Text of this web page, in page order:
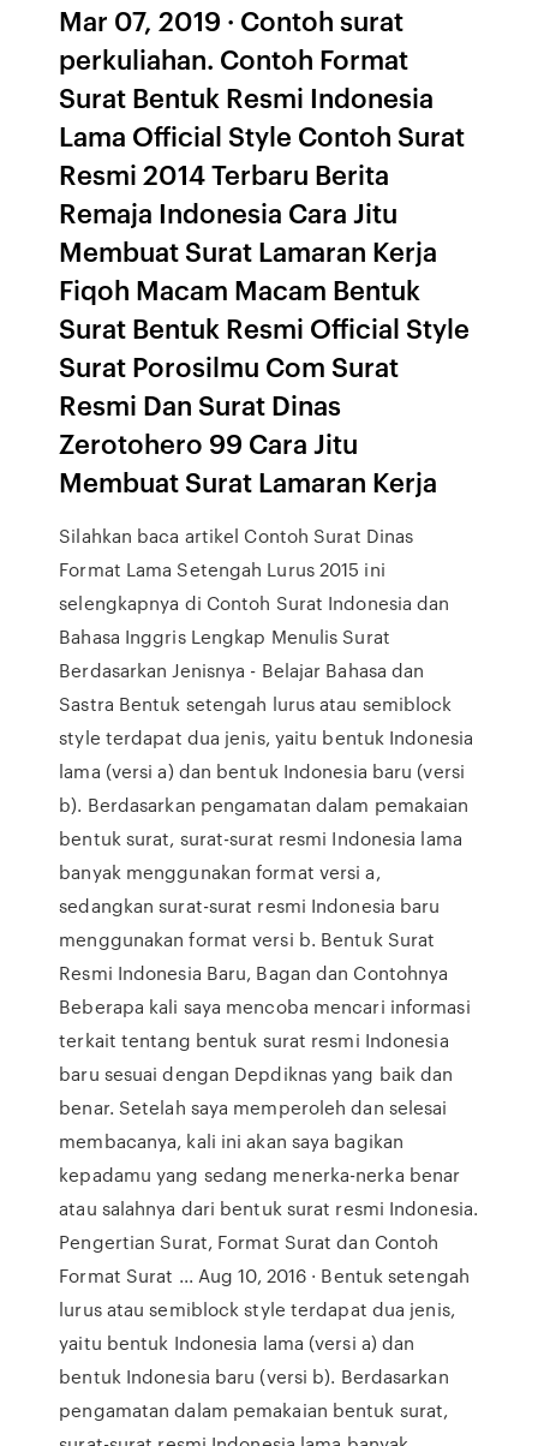
Mar 07, 2019 · Contoh surat
perkuliahan. Contoh Format
Surat Bentuk Resmi Indonesia
Lama Official Style Contoh Surat
Resmi 2014 Terbaru Berita
Remaja Indonesia Cara Jitu
Membuat Surat Lamaran Kerja
Fiqoh Macam Macam Bentuk
Surat Bentuk Resmi Official Style
Surat Porosilmu Com Surat
Resmi Dan Surat Dinas
Zerotohero 99 Cara Jitu
Membuat Surat Lamaran Kerja
Silahkan baca artikel Contoh Surat Dinas
Format Lama Setengah Lurus 2015 ini
selengkapnya di Contoh Surat Indonesia dan
Bahasa Inggris Lengkap Menulis Surat
Berdasarkan Jenisnya - Belajar Bahasa dan
Sastra Bentuk setengah lurus atau semiblock
style terdapat dua jenis, yaitu bentuk Indonesia
lama (versi a) dan bentuk Indonesia baru (versi
b). Berdasarkan pengamatan dalam pemakaian
bentuk surat, surat-surat resmi Indonesia lama
banyak menggunakan format versi a,
sedangkan surat-surat resmi Indonesia baru
menggunakan format versi b. Bentuk Surat
Resmi Indonesia Baru, Bagan dan Contohnya
Beberapa kali saya mencoba mencari informasi
terkait tentang bentuk surat resmi Indonesia
baru sesuai dengan Depdiknas yang baik dan
benar. Setelah saya memperoleh dan selesai
membacanya, kali ini akan saya bagikan
kepadamu yang sedang menerka-nerka benar
atau salahnya dari bentuk surat resmi Indonesia.
Pengertian Surat, Format Surat dan Contoh
Format Surat ... Aug 10, 2016 · Bentuk setengah
lurus atau semiblock style terdapat dua jenis,
yaitu bentuk Indonesia lama (versi a) dan
bentuk Indonesia baru (versi b). Berdasarkan
pengamatan dalam pemakaian bentuk surat,